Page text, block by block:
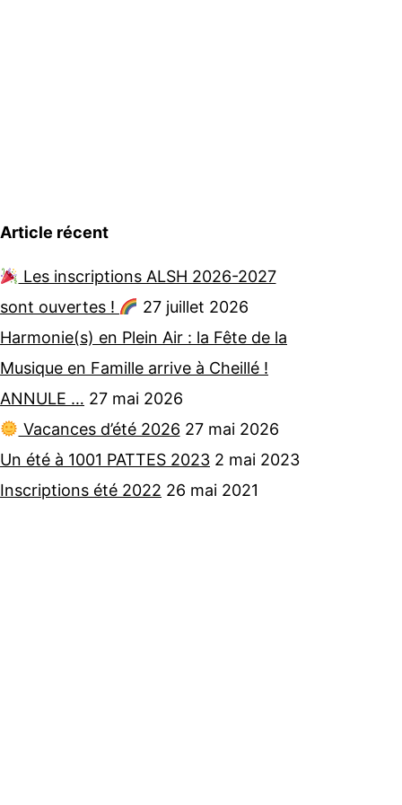
Article récent
Les inscriptions ALSH 2026-2027
sont ouvertes !
27 juillet 2026
Harmonie(s) en Plein Air : la Fête de la
Musique en Famille arrive à Cheillé !
ANNULE … 27 mai 2026
Vacances d’été 2026 27 mai 2026
Un été à 1001 PATTES 2023 2 mai 2023
Inscriptions été 2022 26 mai 2021